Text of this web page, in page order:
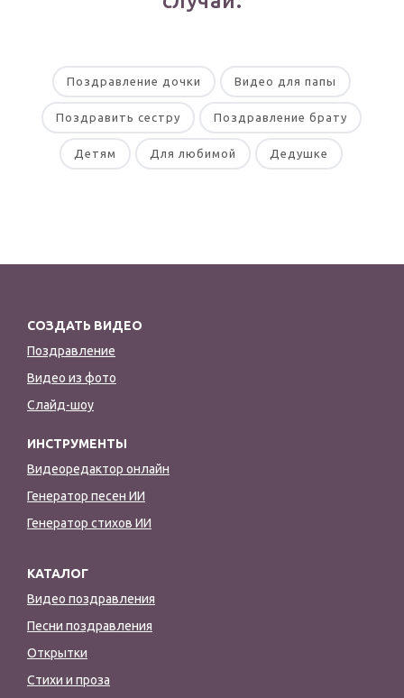
Поздравление дочки Видео для папы
Поздравить сестру Поздравление брату
Детям Для любимой Дедушке
СОЗДАТЬ ВИДЕО
Поздравление
Видео из фото
Слайд-шоу
ИНСТРУМЕНТЫ
Видеоредактор онлайн
Генератор песен ИИ
Генератор стихов ИИ
КАТАЛОГ
Видео поздравления
Песни поздравления
Открытки
Стихи и проза